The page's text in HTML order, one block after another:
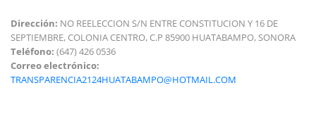
Dirección: NO REELECCION S/N ENTRE CONSTITUCION Y 16 DE
SEPTIEMBRE, COLONIA CENTRO, C.P 85900 HUATABAMPO, SONORA
Teléfono: (647) 426 0536
Correo electrónico:
TRANSPARENCIA2124HUATABAMPO@HOTMAIL.COM